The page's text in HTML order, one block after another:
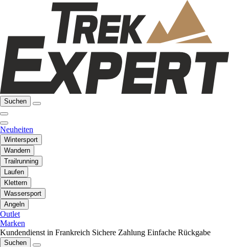
Suchen
Neuheiten
Wintersport
Wandern
Trailrunning
Laufen
Klettern
Wassersport
Angeln
Outlet
Marken
Kundendienst in Frankreich Sichere Zahlung Einfache Rückgabe
Suchen